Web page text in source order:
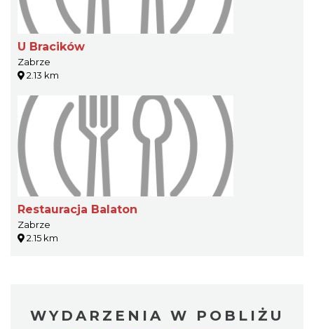
U Bracików
Zabrze
2.13 km
Restauracja Balaton
Zabrze
2.15 km
WYDARZENIA W POBLIŻU